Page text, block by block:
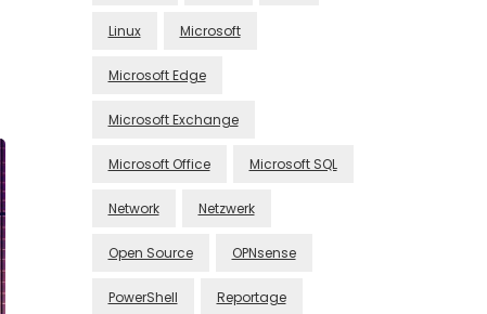
Linux Microsoft
Microsoft Edge
Microsoft Exchange
Microsoft Office Microsoft SQL
Network Netzwerk
Open Source OPNsense
PowerShell Reportage